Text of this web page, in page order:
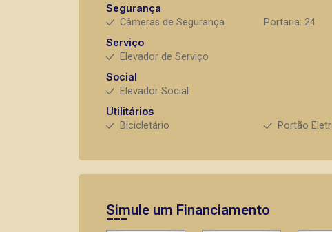
Segurança
Câmeras de Segurança
Portaria: 24
Serviço
Elevador de Serviço
Social
Elevador Social
Utilitários
Bicicletário
Portão
Simule um Financiamento